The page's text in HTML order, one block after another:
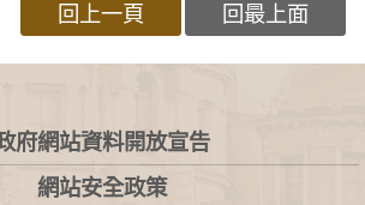
回上一頁 回最上面
府網站資料開放宣告
網站安全政策